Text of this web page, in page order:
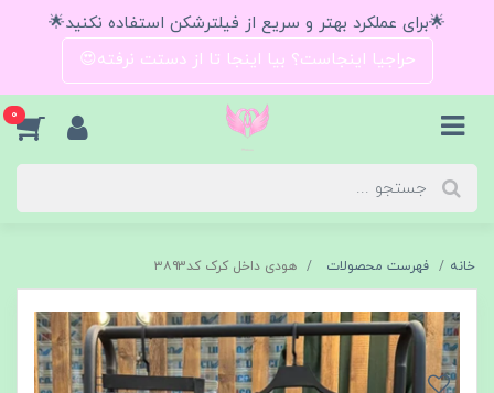
🌟برای عملکرد بهتر و سریع از فیلترشکن استفاده نکنید🌟
حراجیا اینجاست؟ بیا اینجا تا از دستت نرفته😍
0
خانه فهرست محصولات هودی داخل کرک کد۳۸۹3